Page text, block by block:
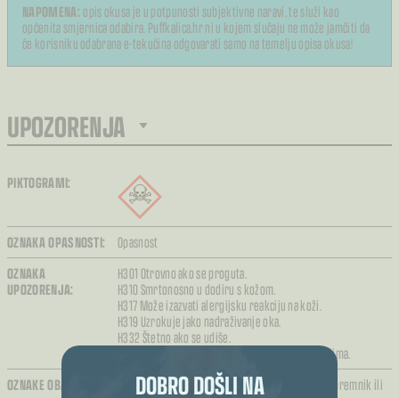
DOBRO DOŠLI NA
NAPOMENA: opis okusa je u potpunosti subjektivne naravi, te služi kao
općenita smjernica odabira. Puffkalica.hr ni u kojem slučaju ne može jamčiti da
će korisniku odabrana e-tekućina odgovarati samo na temelju opisa okusa!
UPOZORENJA
PIKTOGRAMI:
OZNAKA OPASNOSTI:
Opasnost
OZNAKA
UPOZORENJA:
H301 Otrovno ako se proguta.
H310 Smrtonosno u dodiru s kožom.
H317 Može izazvati alergijsku reakciju na koži.
H319 Uzrokuje jako nadraživanje oka.
H332 Štetno ako se udiše.
H412 Štetno za vodeni okoliš s dugotrajnim učincima.
OZNAKE OBAVIJESTI:
P101 Ako je potrebna liječnička pomoć pokazati spremnik ili